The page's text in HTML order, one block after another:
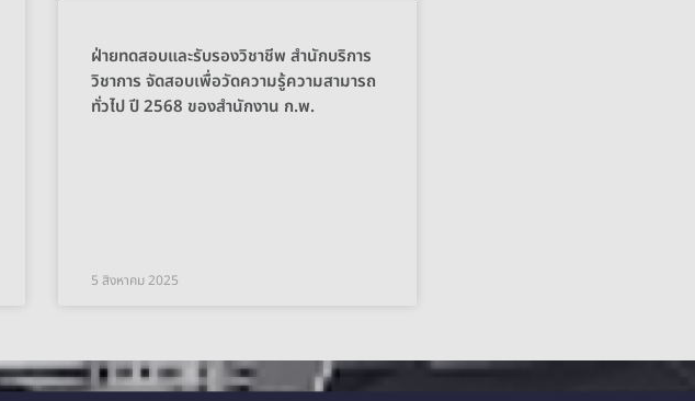
ฝ่ายทดสอบและรับรองวิชาชีพ สำนักบริการ
วิชาการ จัดสอบเพื่อวัดความรู้ความสามารถ
ทั่วไป ปี 2568 ของสำนักงาน ก.พ.
5 สิงหาคม 2025